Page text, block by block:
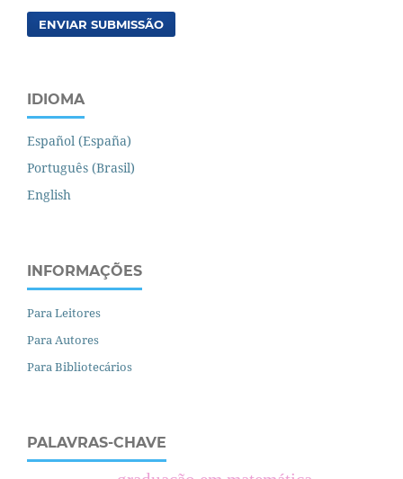
ENVIAR SUBMISSÃO
IDIOMA
Español (España)
Português (Brasil)
English
INFORMAÇÕES
Para Leitores
Para Autores
Para Bibliotecários
PALAVRAS-CHAVE